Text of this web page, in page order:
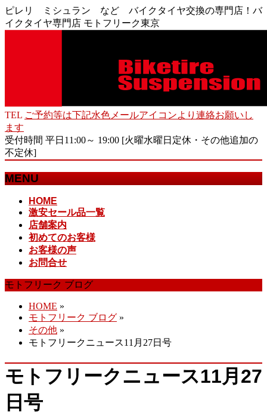
ピレリ ミシュラン など バイクタイヤ交換の専門店！バ
イクタイヤ専門店 モトフリーク東京
TEL ご予約等は下記水色メールアイコンより連絡お願いし
ます
受付時間 平日11:00～ 19:00 [火曜水曜日定休・その他追加の
不定休]
MENU
ば
す
HOME
激安セール品一覧
店舗案内
初めてのお客様
お客様の声
お問合せ
モトフリーク ブログ
HOME »
モトフリーク ブログ »
その他 »
モトフリークニュース11月27日号
モトフリークニュース11月27
日号